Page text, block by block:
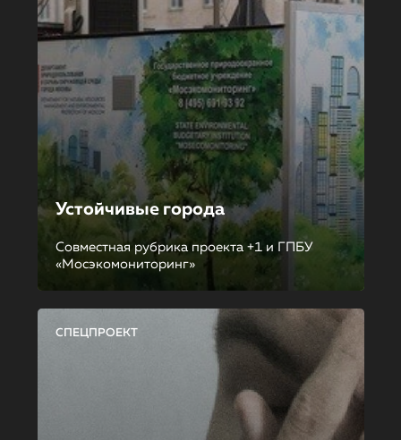
Устойчивые города
Совместная рубрика проекта +1 и ГПБУ
«Мосэкомониторинг»
СПЕЦПРОЕКТ